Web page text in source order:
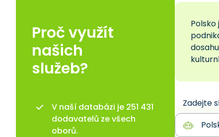
Zadejte
Proč využít
našich
služeb?
V naší databázi je 251 431
dodavatelů ze všech
oborů.